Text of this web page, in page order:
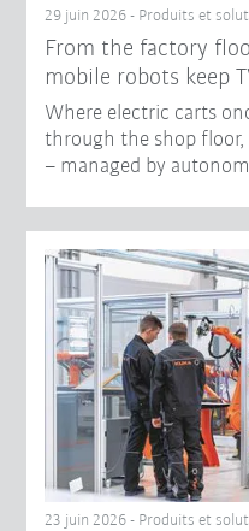
29 juin 2026 - Produits et
From the factory
mobile robots keep
Where electric carts
through the shop
– managed by
23 juin 2026 - Produits et